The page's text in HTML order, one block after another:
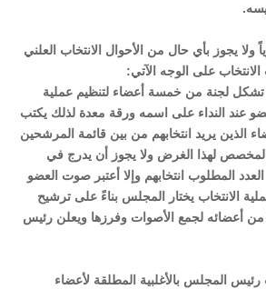
ولا يجوز بأي حال من الأحوال الانتخاب العلني
الانتخاب على الوجه الآتي:
تشكل لجنة من خمسة أعضاء لتنظيم عملية
عند النداء على اسمه ورقة معدة لذلك يكتب
الذين يريد انتخابهم من بين قائمة المرشحين
لهذا الغرض ولا يجوز أن يدرج في
المطلوب انتخابهم وإلا أعتبر صوت العضو
الانتخاب يختار المجلس بناءً على ترشيح
أعضائه لجمع الأصوات وفرزها ويعلن رئيس
المجلس بالأغلبية المطلقة لأعضاء